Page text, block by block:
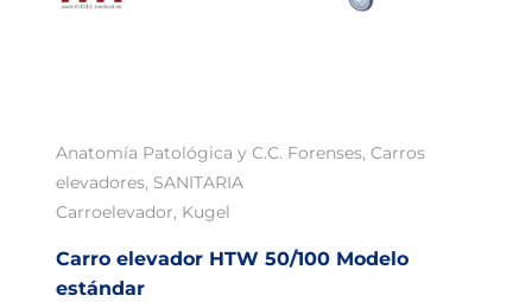
Anatomía Patológica y C.C. Forenses, Carros
elevadores, SANITARIA
Carroelevador, Kugel
Carro elevador HTW 50/100 Modelo
estándar